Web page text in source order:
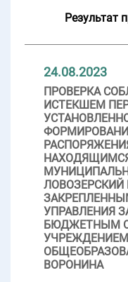
Результат
24.08.2023
ПРОВЕРКА
ИСТЕКШЕМ
УПРАВЛЕНИЯ
БЮДЖЕТНЫМ
УЧРЕЖДЕНИЕМ
ВОРОНИНА